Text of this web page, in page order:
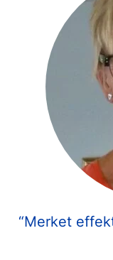
“Merket